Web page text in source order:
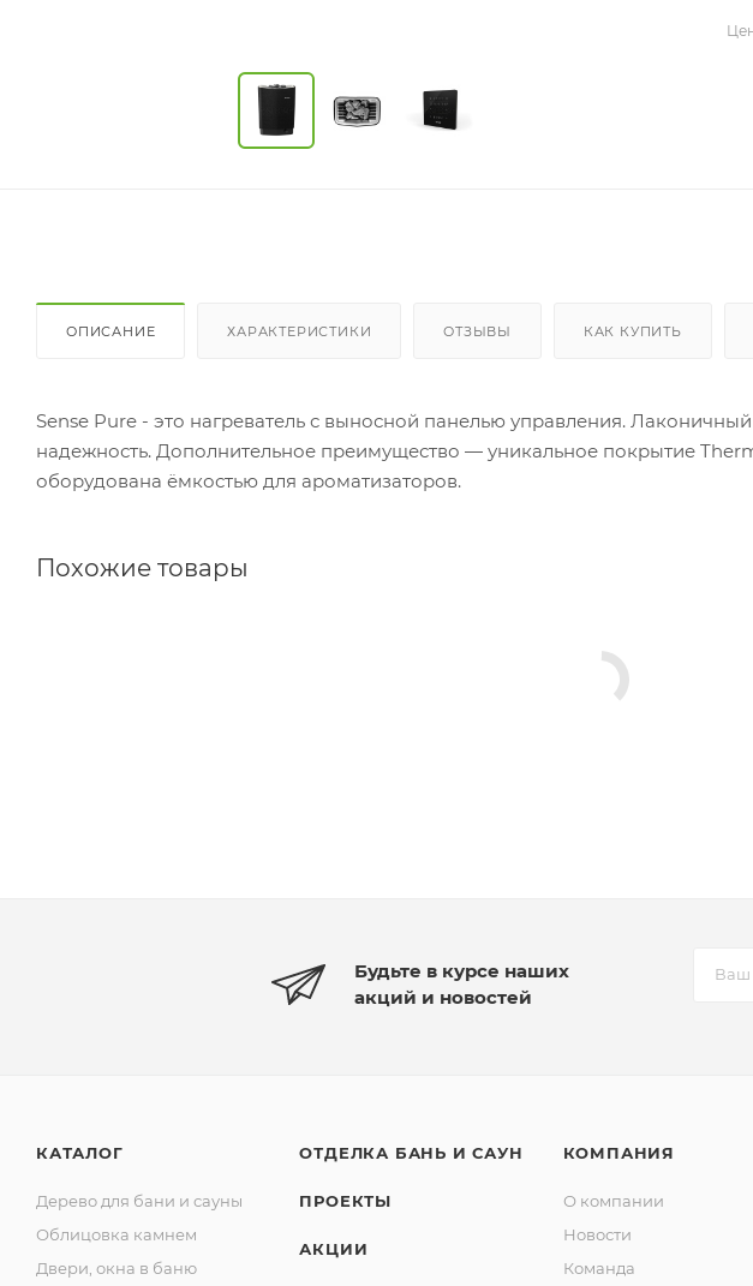
ОПИСАНИЕ ХАРАКТЕРИСТИКИ ОТЗЫВЫ КАК КУПИТЬ
Sense Pure - это нагреватель с выносной панелью управления.
надежность. Дополнительное преимущество — уникальное покрытие
оборудована ёмкостью для ароматизаторов.
Похожие товары
Будьте в курсе наших
акций и новостей
КАТАЛОГ
Дерево для бани и сауны
Облицовка камнем
Двери, окна в баню
ОТДЕЛКА БАНЬ И САУН
ПРОЕКТЫ
АКЦИИ
КОМПАНИЯ
О компании
Новости
Команда